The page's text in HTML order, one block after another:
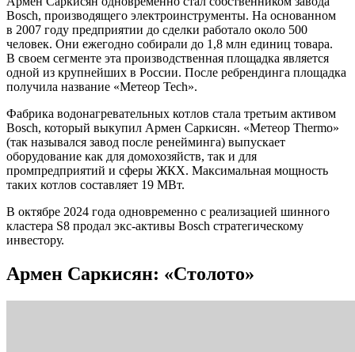
Bosch, производящего электроинструменты. На основанном
в 2007 году предприятии до сделки работало около 500
человек. Они ежегодно собирали до 1,8 млн единиц товара.
В своем сегменте эта производственная площадка является
одной из крупнейших в России. После ребрендинга площадка
получила название «Метеор Tech».
Фабрика водонагревательных котлов стала третьим активом
Bosch, который выкупил Армен Саркисян. «Метеор Thermo»
(так назывался завод после ренейминга) выпускает
оборудование как для домохозяйств, так и для
промпредприятий и сферы ЖКХ. Максимальная мощность
таких котлов составляет 19 МВт.
В октябре 2024 года одновременно с реализацией шинного
кластера S8 продал экс-активы Bosch стратегическому
инвестору.
Армен Саркисян: «Столото»